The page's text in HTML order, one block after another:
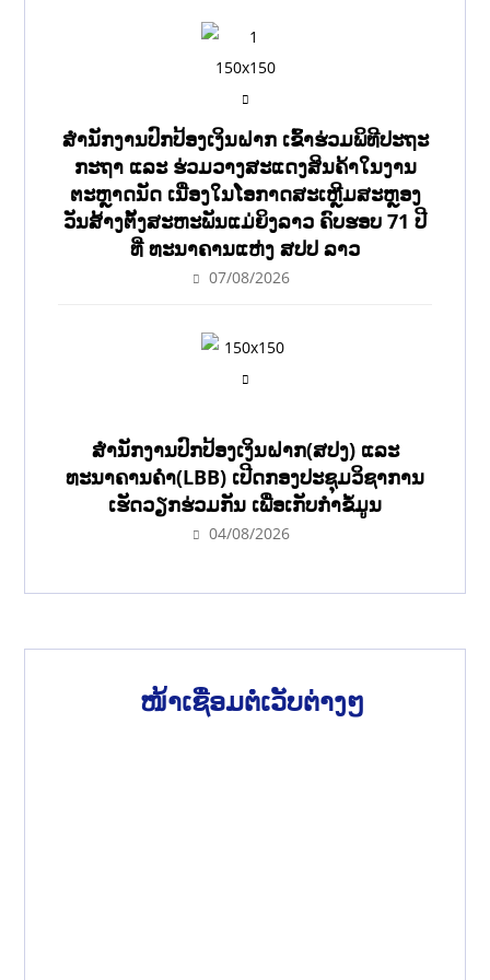
ສຳນັກງານປົກປ້ອງເງິນຝາກ ເຂົ້າຮ່ວມພິທີປະຖະ
ກະຖາ ແລະ ຮ່ວມວາງສະແດງສິນຄ້າໃນງານ
ຕະຫຼາດນັດ ເນື່ອງໃນໂອກາດສະເຫຼີມສະຫຼອງ
ວັນສ້າງຕັ້ງສະຫະພັນແມ່ຍິງລາວ ຄົບຮອບ 71 ປີ
ທີ່ ທະນາຄານແຫ່ງ ສປປ ລາວ
07/08/2026
ສຳນັກງານປົກປ້ອງເງິນຝາກ(ສປງ) ແລະ
ທະນາຄານຄຳ(LBB) ເປີດກອງປະຊຸມວິຊາການ
ເຮັດວຽກຮ່ວມກັນ ເພື່ອເກັບກຳຂໍ້ມູນ
04/08/2026
ໜ້າເຊື່ອມຕໍ່ເວັບຕ່າງໆ